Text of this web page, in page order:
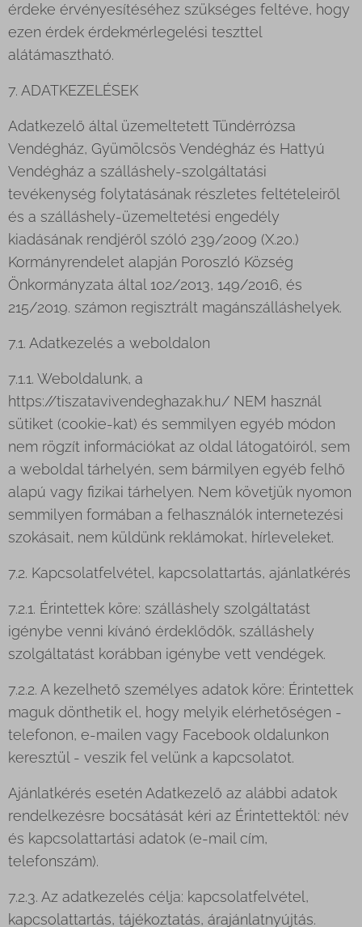
érdeke érvényesítéséhez szükséges feltéve, hogy
ezen érdek érdekmérlegelési teszttel
alátámasztható.
7. ADATKEZELÉSEK
Adatkezelő által üzemeltetett Tündérrózsa
Vendégház, Gyümölcsös Vendégház és Hattyú
Vendégház a szálláshely-szolgáltatási
tevékenység folytatásának részletes feltételeiről
és a szálláshely-üzemeltetési engedély
kiadásának rendjéről szóló 239/2009 (X.20.)
Kormányrendelet alapján Poroszló Község
Önkormányzata által 102/2013, 149/2016, és
215/2019. számon regisztrált magánszálláshelyek.
7.1. Adatkezelés a weboldalon
7.1.1. Weboldalunk, a
https://tiszatavivendeghazak.hu/ NEM használ
sütiket (cookie-kat) és semmilyen egyéb módon
nem rögzít információkat az oldal látogatóiról, sem
a weboldal tárhelyén, sem bármilyen egyéb felhő
alapú vagy fizikai tárhelyen. Nem követjük nyomon
semmilyen formában a felhasználók internetezési
szokásait, nem küldünk reklámokat, hírleveleket.
7.2. Kapcsolatfelvétel, kapcsolattartás, ajánlatkérés
7.2.1. Érintettek köre: szálláshely szolgáltatást
igénybe venni kívánó érdeklődők, szálláshely
szolgáltatást korábban igénybe vett vendégek.
7.2.2. A kezelhető személyes adatok köre: Érintettek
maguk dönthetik el, hogy melyik elérhetőségen -
telefonon, e-mailen vagy Facebook oldalunkon
keresztül - veszik fel velünk a kapcsolatot.
Ajánlatkérés esetén Adatkezelő az alábbi adatok
rendelkezésre bocsátását kéri az Érintettektől: név
és kapcsolattartási adatok (e-mail cím,
telefonszám).
7.2.3. Az adatkezelés célja: kapcsolatfelvétel,
kapcsolattartás, tájékoztatás, árajánlatnyújtás.